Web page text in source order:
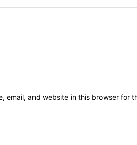
email, and website in this browser for